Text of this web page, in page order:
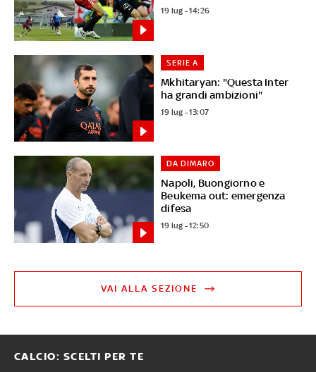
19 lug - 14:26
Mkhitaryan: "Questa Inter
ha grandi ambizioni"
SERIE A
19 lug - 13:07
Napoli, Buongiorno e
Beukema out: emergenza
difesa
DA DIMARO
19 lug - 12:50
VAI ALLA SEZIONE
CALCIO: SCELTI PER TE